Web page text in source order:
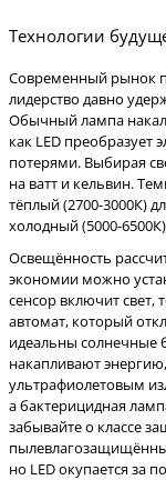
Технологии
Современный рынок
лидерство давно
Обычный лампа
как LED преобразует
потерями. Выбирая
на ватт и кельвин.
тёплый (2700-3000К)
холодный (5000-
Освещённость
экономии можно
сенсор включит свет,
автомат, который
идеальны солнечные
накапливают
ультрафиолетовым
а бактерицидная
забывайте о классе
но LED окупается за